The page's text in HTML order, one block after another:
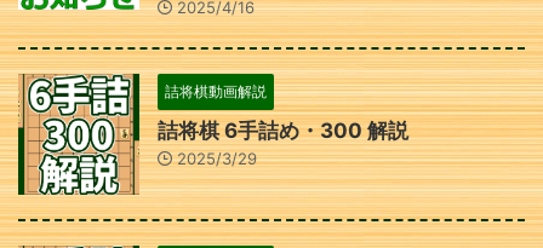
2025/4/16
詰将棋動画解説
詰将棋 6手詰め・300 解説
2025/3/29